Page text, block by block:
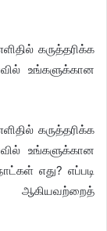
கருத்தரிக்க
உங்களுக்கான
கருத்தரிக்க
உங்களுக்கான
எது? எப்படி